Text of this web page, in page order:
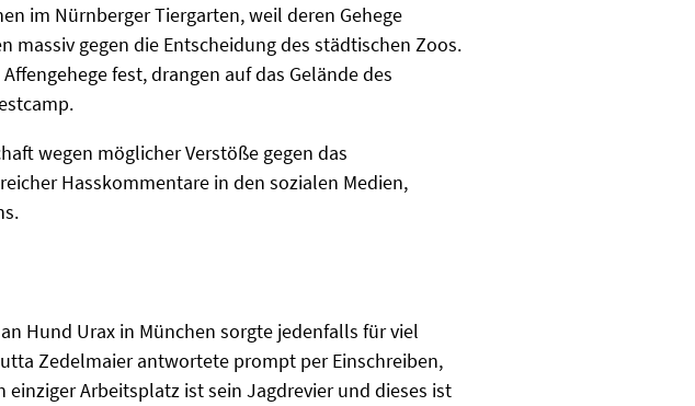
im Nürnberger Tiergarten, weil deren Gehege
gegen die Entscheidung des städtischen Zoos.
fest, drangen auf das Gelände des
wegen möglicher Verstöße gegen das
Hasskommentare in den sozialen Medien,
Hund Urax in München sorgte jedenfalls für viel
Zedelmaier antwortete prompt per Einschreiben,
Arbeitsplatz ist sein Jagdrevier und dieses ist